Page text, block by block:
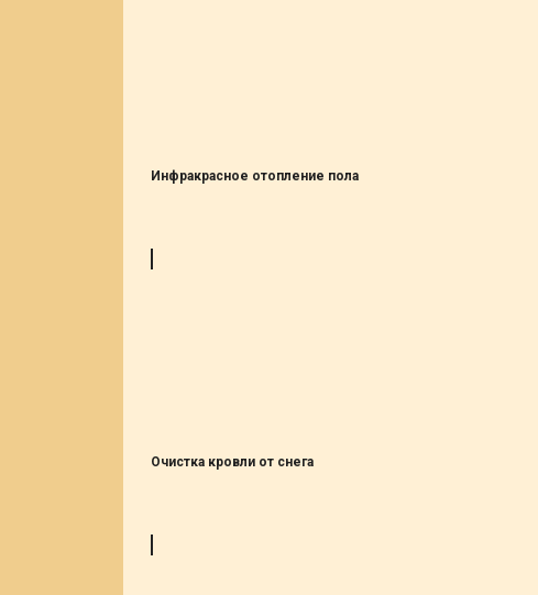
Инфракрасное отопление пола
Очистка кровли от снега